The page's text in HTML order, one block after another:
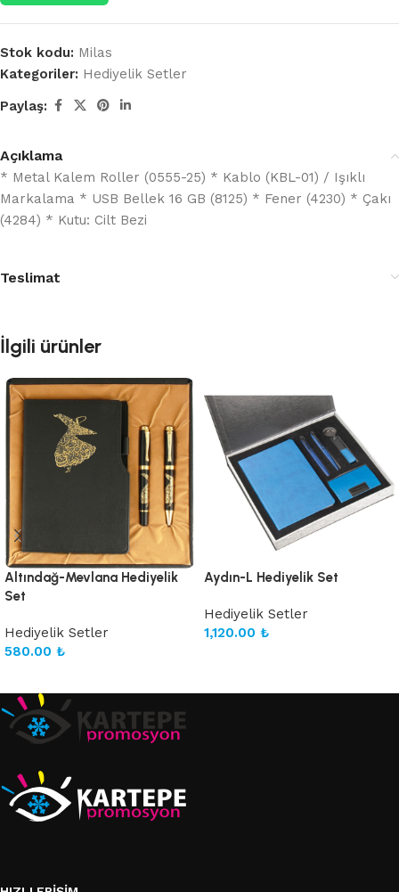
Stok kodu: Milas
Kategoriler: Hediyelik Setler
Paylaş:
Açıklama
* Metal Kalem Roller (0555-25) * Kablo (KBL-01) / Işıklı
Markalama * USB Bellek 16 GB (8125) * Fener (4230) * Çakı
(4284) * Kutu: Cilt Bezi
Teslimat
İlgili ürünler
Altındağ-Mevlana Hediyelik
Set
Hediyelik Setler
580.00 ₺
Aydın-L Hediyelik Set
Hediyelik Setler
1,120.00 ₺